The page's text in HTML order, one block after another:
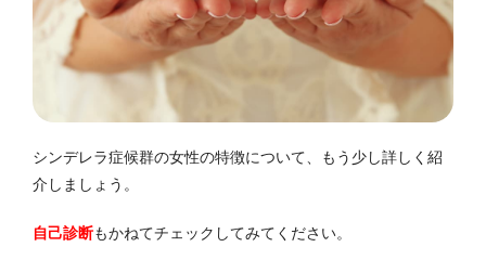
シンデレラ症候群の女性の特徴について、もう少し詳しく紹
介しましょう。
自己診断もかねてチェックしてみてください。